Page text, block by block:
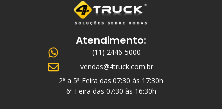
Atendimento:
(11) 2446-5000
vendas@4truck.com.br
2ª a 5ª Feira das 07:30 às 17:30h
6ª Feira das 07:30 às 16:30h